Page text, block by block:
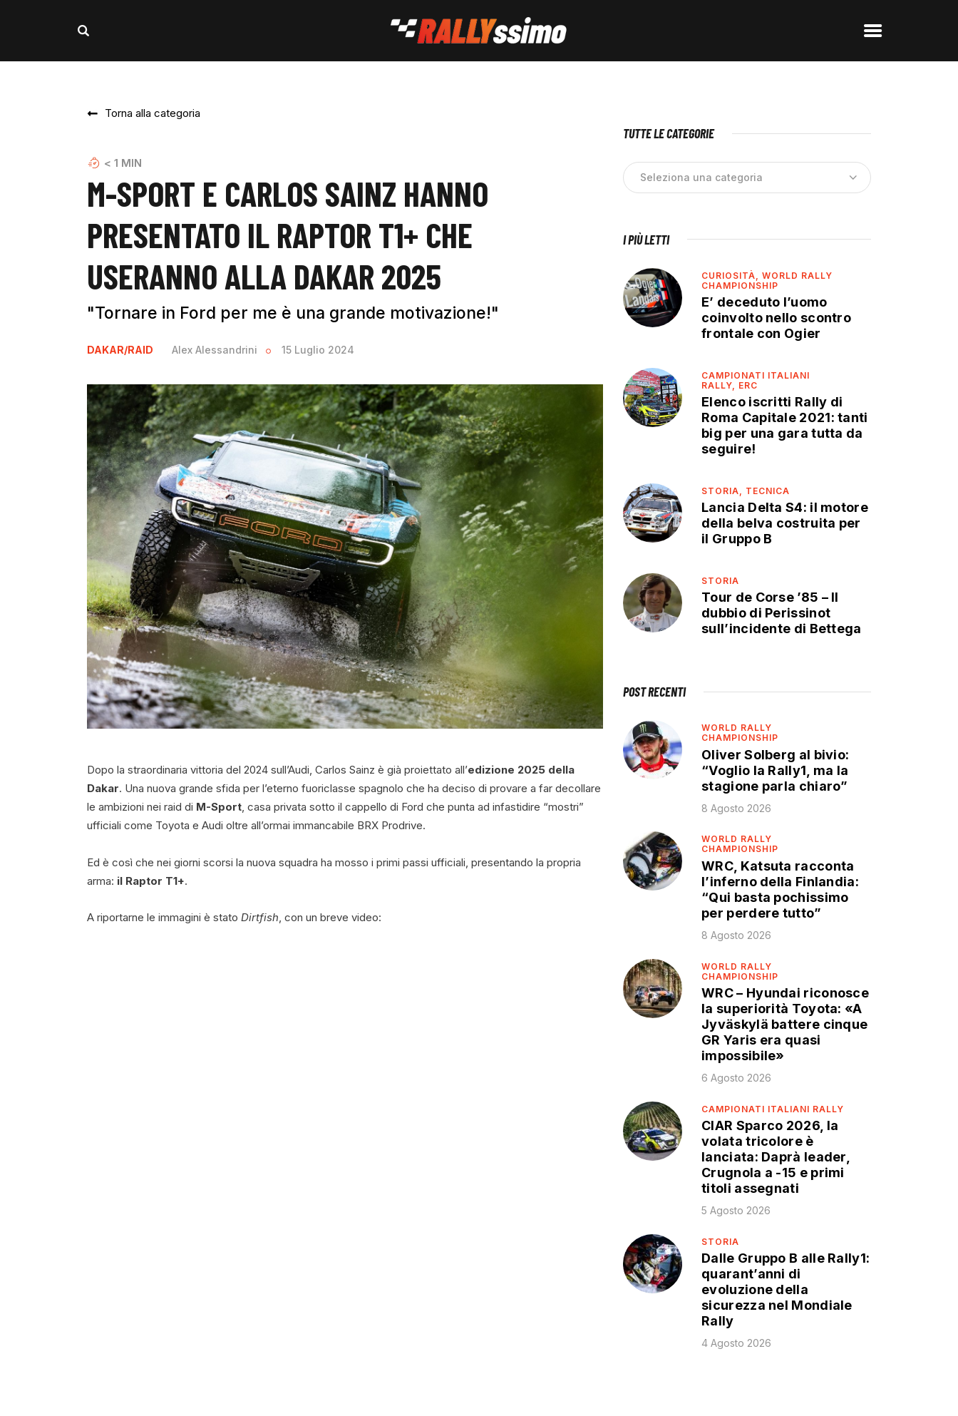
Torna alla categoria
< 1 MIN
M-SPORT E CARLOS SAINZ HANNO
PRESENTATO IL RAPTOR T1+ CHE
USERANNO ALLA DAKAR 2025
"Tornare in Ford per me è una grande motivazione!"
DAKAR/RAID Alex Alessandrini 15 Luglio 2024
Dopo la straordinaria vittoria del 2024 sull’Audi, Carlos Sainz è già proiettato all’edizione 2025 della
Dakar. Una nuova grande sfida per l’eterno fuoriclasse spagnolo che ha deciso di provare a far decollare
le ambizioni nei raid di M-Sport, casa privata sotto il cappello di Ford che punta ad infastidire “mostri”
ufficiali come Toyota e Audi oltre all’ormai immancabile BRX Prodrive.
Ed è così che nei giorni scorsi la nuova squadra ha mosso i primi passi ufficiali, presentando la propria
arma: il Raptor T1+.
A riportarne le immagini è stato Dirtfish, con un breve video:
TUTTE LE CATEGORIE
I PIÙ LETTI
CURIOSITÀ,WORLD RALLY
CHAMPIONSHIP
E’ deceduto l’uomo
coinvolto nello scontro
frontale con Ogier
CAMPIONATI ITALIANI
RALLY, ERC
Elenco iscritti Rally di
Roma Capitale 2021: tanti
big per una gara tutta da
seguire!
STORIA, TECNICA
Lancia Delta S4: il motore
della belva costruita per
il Gruppo B
STORIA
Tour de Corse ’85 – Il
dubbio di Perissinot
sull’incidente di Bettega
POST RECENTI
WORLD RALLY
CHAMPIONSHIP
Oliver Solberg al bivio:
“Voglio la Rally1, ma la
stagione parla chiaro”
8 Agosto 2026
WORLD RALLY
CHAMPIONSHIP
WRC, Katsuta racconta
l’inferno della Finlandia:
“Qui basta pochissimo
per perdere tutto”
8 Agosto 2026
WORLD RALLY
CHAMPIONSHIP
WRC – Hyundai riconosce
la superiorità Toyota: «A
Jyväskylä battere cinque
GR Yaris era quasi
impossibile»
6 Agosto 2026
CAMPIONATI ITALIANI RALLY
CIAR Sparco 2026, la
volata tricolore è
lanciata: Daprà leader,
Crugnola a -15 e primi
titoli assegnati
5 Agosto 2026
STORIA
Dalle Gruppo B alle Rally1:
quarant’anni di
evoluzione della
sicurezza nel Mondiale
Rally
4 Agosto 2026